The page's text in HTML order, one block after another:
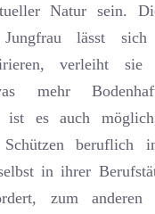
Natur sein.
Jungfrau lässt
verleiht
mehr
ist es auch
beruflich
in ihrer
zum anderen